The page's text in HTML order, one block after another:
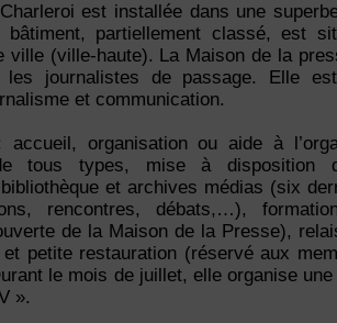
est installée dans une
partiellement classé, est
ville (ville-haute). La Maison de la
journalistes de passage. Elle
et communication.
organisation ou aide à
tous types, mise à disposition
et archives médias (six
rencontres, débats,…),
de la Maison de la Presse),
et petite restauration (réservé aux
le mois de juillet, elle organise
».